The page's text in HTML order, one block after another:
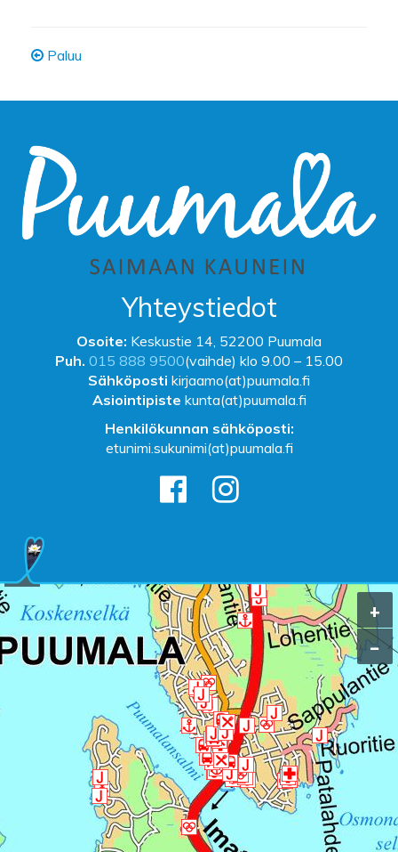
Paluu
Yhteystiedot
Osoite: Keskustie 14, 52200 Puumala
Puh. 015 888 9500(vaihde) klo 9.00 – 15.00
Sähköposti kirjaamo(at)puumala.fi
Asiointipiste kunta(at)puumala.fi
Henkilökunnan sähköposti:
etunimi.sukunimi(at)puumala.fi